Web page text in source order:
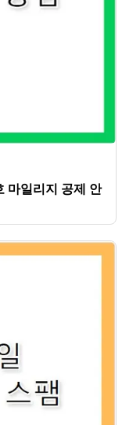
마일리지 공제 안